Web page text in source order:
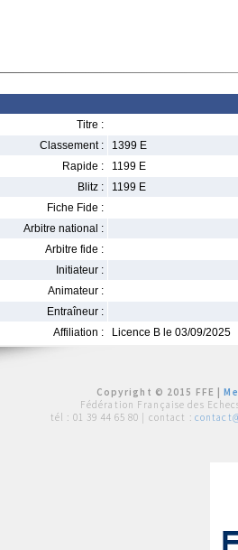
Titre :
Classement :
1399 E
Rapide :
1199 E
Blitz :
1199 E
Fiche Fide :
Arbitre national :
Arbitre fide :
Initiateur :
Animateur :
Entraîneur :
Affiliation :
Licence B le 03/09/2025
Copyright © 2015 FFE |
Fédération Française des
tél : 01 39 44 65 80 | contact :